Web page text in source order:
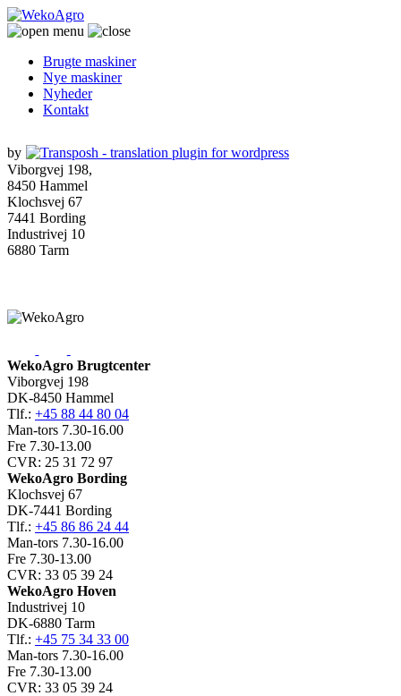
Brugte maskiner
Nye maskiner
Nyheder
Kontakt
by
Viborgvej 198,
8450 Hammel
Klochsvej 67
7441 Bording
Industrivej 10
6880 Tarm
WekoAgro Brugtcenter
Viborgvej 198
DK-8450 Hammel
Tlf.: +45 88 44 80 04
Man-tors 7.30-16.00
Fre 7.30-13.00
CVR: 25 31 72 97
WekoAgro Bording
Klochsvej 67
DK-7441 Bording
Tlf.: +45 86 86 24 44
Man-tors 7.30-16.00
Fre 7.30-13.00
CVR: 33 05 39 24
WekoAgro Hoven
Industrivej 10
DK-6880 Tarm
Tlf.: +45 75 34 33 00
Man-tors 7.30-16.00
Fre 7.30-13.00
CVR: 33 05 39 24